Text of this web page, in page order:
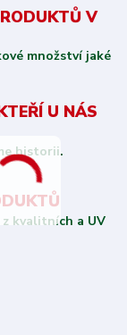
V
množství jaké
U NÁS
historii.
kvalitních a UV